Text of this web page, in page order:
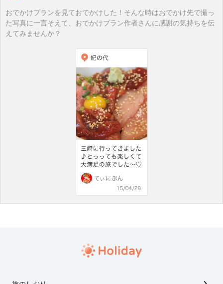
おでかけプランを見ておでかけした！そんな時はおでかけ先で撮っ
た写真に一言そえて、おでかけプラン作者さんに感謝の気持ちを伝
えてみませんか？